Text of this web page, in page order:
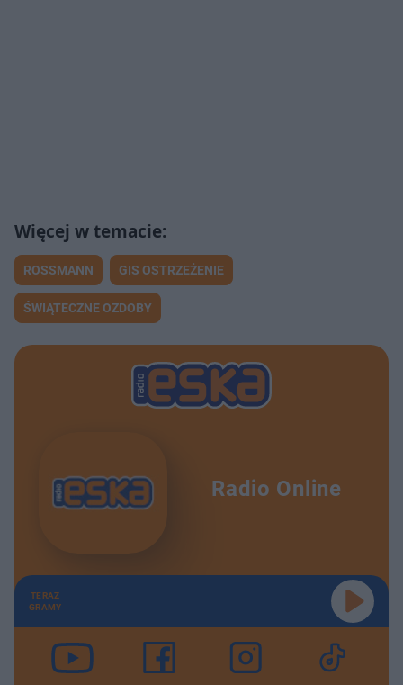
ROSSMANN GIS OSTRZEŻENIE
ŚWIĄTECZNE OZDOBY
Radio Online
TERAZ
GRAMY